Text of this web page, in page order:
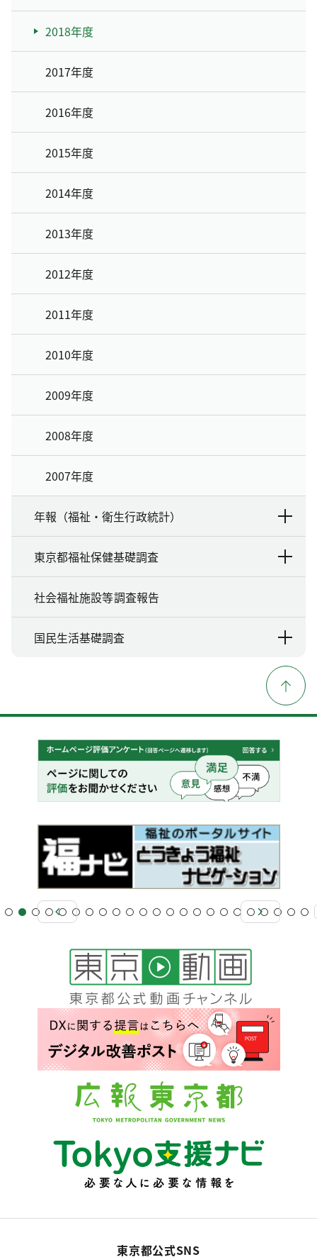
2018年度
2017年度
2016年度
2015年度
2014年度
2013年度
2012年度
2011年度
2010年度
2009年度
2008年度
2007年度
年報（福祉・衛生行政統計）
東京都福祉保健基礎調査
社会福祉施設等調査報告
国民生活基礎調査
東京都公式SNS